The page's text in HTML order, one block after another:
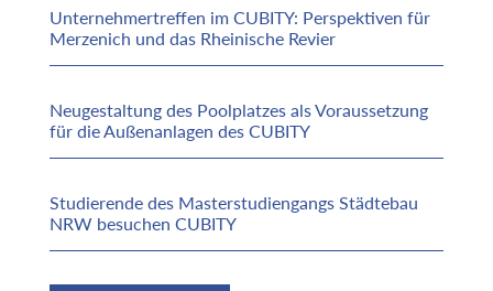
Unternehmertreffen im CUBITY: Perspektiven für
Merzenich und das Rheinische Revier
Neugestaltung des Poolplatzes als Voraussetzung
für die Außenanlagen des CUBITY
Studierende des Masterstudiengangs Städtebau
NRW besuchen CUBITY